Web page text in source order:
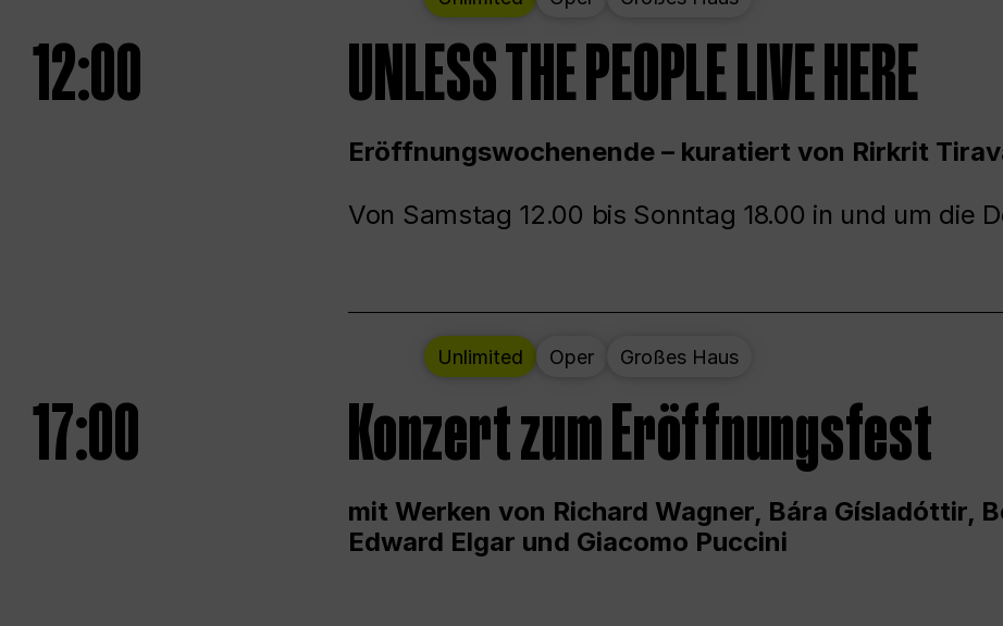
12:00 UNLESS THE PEOPLE LIVE HERE
Eröffnungswochenende – kuratiert von Rirkrit
Von Samstag 12.00 bis Sonntag 18.00 in und um die
Unlimited Oper Großes Haus
17:00 Konzert zum Eröffnungsfest
mit Werken von Richard Wagner, Bára Gísladóttir,
Edward Elgar und Giacomo Puccini